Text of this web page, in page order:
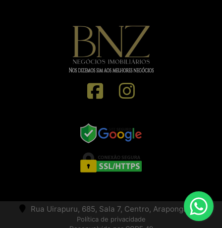
Rua Uirapuru, 685, Sala 7, Centro, Arapongas, PR
Política de privacidade